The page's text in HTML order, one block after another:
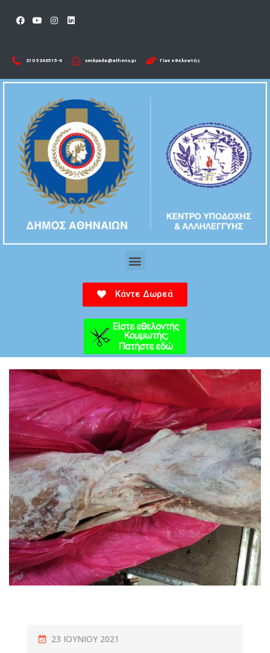
210 5246515-6​ seckyada@athens.gr Γίνε εθελοντής
Κάντε Δωρεά
23 ΙΟΥΝΊΟΥ 2021